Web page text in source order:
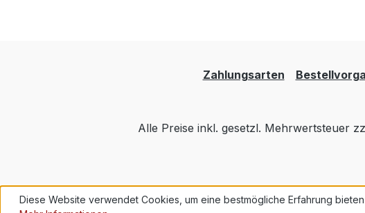
Zahlungsarten
Alle Preise inkl. gesetzl. Mehrwertsteuer
Diese Website verwendet Cookies, um eine bestmögliche Erfahrung